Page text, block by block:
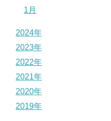
1月
2024年
2023年
2022年
2021年
2020年
2019年